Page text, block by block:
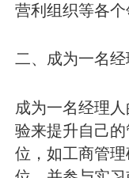
营利组织等各个
二、成为一名
成为一名经理
验来提升自己
位，如工商管